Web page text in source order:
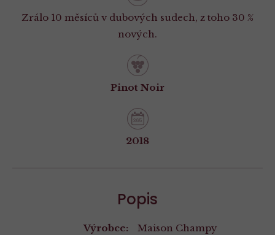
Zrálo 10 měsíců v dubových sudech, z toho 30 %
nových.
Pinot Noir
2018
Popis
Výrobce:
Maison Champy